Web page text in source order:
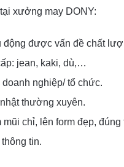
xưởng may DONY:
động được vấn đề chất
jean, kaki, dù,…
nghiệp/ tổ chức.
thường xuyên.
chỉ, lên form đẹp, đúng
tin.